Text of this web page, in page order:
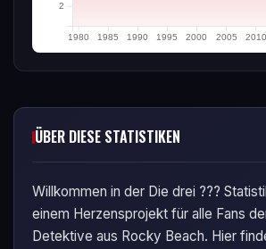
1980 1985 1990 1995 2000 2005 2010
2
ÜBER DIESE STATISTIKEN
Willkommen in der Die drei ???
einem Herzensprojekt für alle Fans
Detektive aus Rocky Beach. Hier